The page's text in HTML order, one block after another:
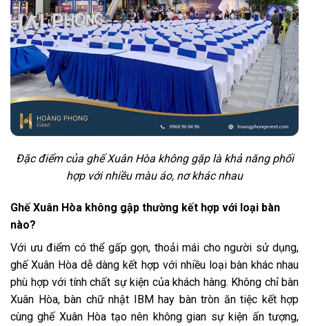
Đặc điểm của ghế Xuân Hòa không gặp là khả năng phối
hợp với nhiều màu áo, nơ khác nhau
Ghế Xuân Hòa không gập thường kết hợp với loại bàn
nào?
Với ưu điểm có thể gấp gọn, thoải mái cho người sử dụng,
ghế Xuân Hòa dễ dàng kết hợp với nhiều loại bàn khác nhau
phù hợp với tính chất sự kiện của khách hàng. Không chỉ bàn
Xuân Hòa, bàn chữ nhật IBM hay bàn tròn ăn tiệc kết hợp
cùng ghế Xuân Hòa tạo nên không gian sự kiện ấn tượng,